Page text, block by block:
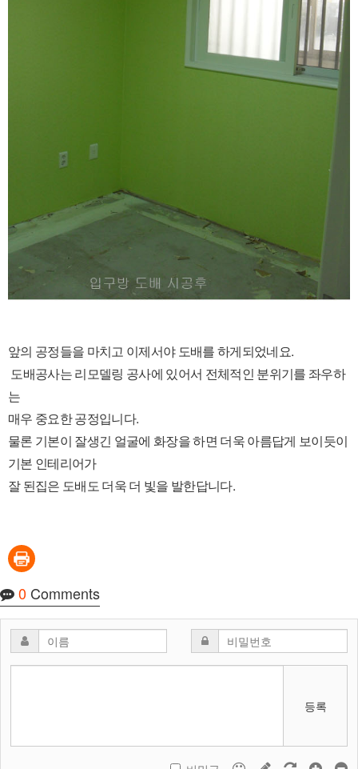
앞의 공정들을 마치고 이제서야 도배를 하게되었네요.
도배공사는 리모델링 공사에 있어서 전체적인 분위기를 좌우하
는
매우 중요한 공정입니다.
물론 기본이 잘생긴 얼굴에 화장을 하면 더욱 아름답게 보이듯이
기본 인테리어가
잘 된집은 도배도 더욱 더 빛을 발한답니다.
0 Comments
등록